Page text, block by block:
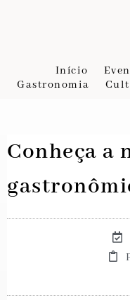
Início
Gastronomia
Conheça a